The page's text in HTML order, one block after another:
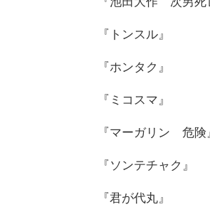
『トンスル』
『ホンタク』
『ミコスマ』
『マーガリン 危険
『ソンテチャク』
『君が代丸』